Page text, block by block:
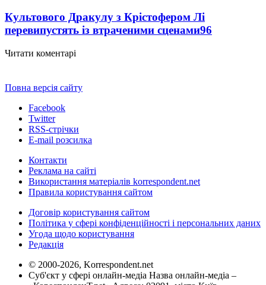
Культового Дракулу з Крістофером Лі
перевипустять із втраченими сценами96
Читати коментарі
Повна версія сайту
Facebook
Twitter
RSS-стрічки
E-mail розсилка
Контакти
Реклама на сайті
Використання матеріалів korrespondent.net
Правила користування сайтом
Договір користування сайтом
Політика у сфері конфіденційності і персональних даних
Угода щодо користування
Редакція
© 2000-2026, Korrespondent.net
Суб'єкт у сфері онлайн-медіа Назва онлайн-медіа –